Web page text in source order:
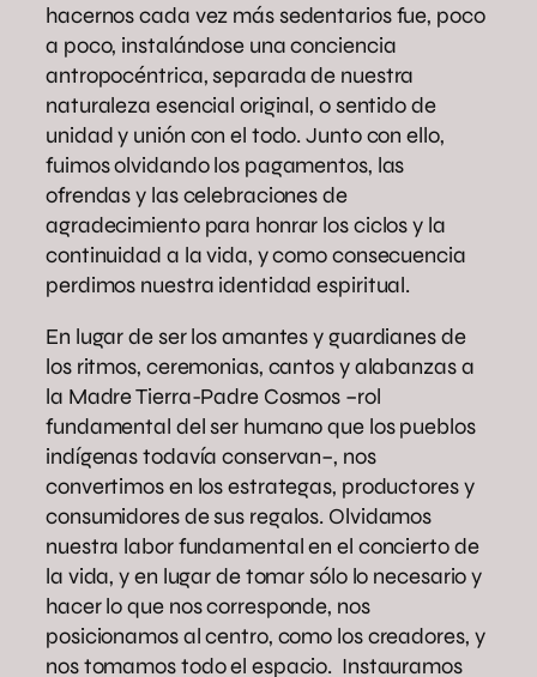
hacernos cada vez más sedentarios fue, poco
a poco, instalándose una conciencia
antropocéntrica, separada de nuestra
naturaleza esencial original, o sentido de
unidad y unión con el todo. Junto con ello,
fuimos olvidando los pagamentos, las
ofrendas y las celebraciones de
agradecimiento para honrar los ciclos y la
continuidad a la vida, y como consecuencia
perdimos nuestra identidad espiritual.
En lugar de ser los amantes y guardianes de
los ritmos, ceremonias, cantos y alabanzas a
la Madre Tierra-Padre Cosmos –rol
fundamental del ser humano que los pueblos
indígenas todavía conservan–, nos
convertimos en los estrategas, productores y
consumidores de sus regalos. Olvidamos
nuestra labor fundamental en el concierto de
la vida, y en lugar de tomar sólo lo necesario y
hacer lo que nos corresponde, nos
posicionamos al centro, como los creadores, y
nos tomamos todo el espacio. Instauramos